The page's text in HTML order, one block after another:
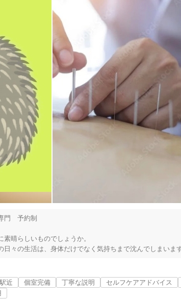
門　予約制
晴らしいものでしょうか。
々の生活は、身体だけでなく気持ちまで沈んでしまいます
んとなくしんどい。
せんか？
療は大きな力を発揮してくれます。
駅近 個室完備 丁寧な説明 セルフケアアドバイス